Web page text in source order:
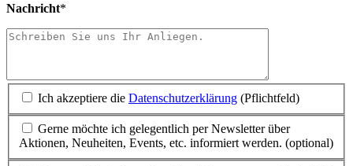
Nachricht*
Ich akzeptiere die Datenschutzerklärung (Pflichtfeld)
Gerne möchte ich gelegentlich per Newsletter über
Aktionen, Neuheiten, Events, etc. informiert werden. (optional)